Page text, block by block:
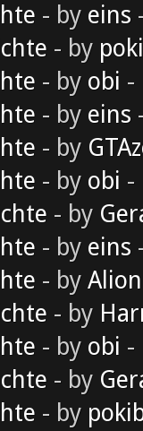
- by eins
- by
- by obi -
- by eins
- by
- by obi -
- by
- by eins
- by Alion
- by
- by obi -
- by
- by